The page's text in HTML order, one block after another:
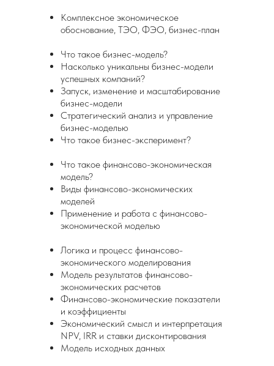
Комплексное экономическое
обоснование, ТЭО, ФЭО, бизнес-план
Что такое бизнес-модель?
Насколько уникальны бизнес-модели
успешных компаний?
Запуск, изменение и масштабирование
бизнес-модели
Стратегический анализ и управление
бизнес-моделью
Что такое бизнес-эксперимент?
Что такое финансово-экономическая
модель?
Виды финансово-экономических
моделей
Применение и работа с финансово-
экономической моделью
Логика и процесс финансово-
экономического моделирования
Модель результатов финансово-
экономических расчетов
Финансово-экономические показатели
и коэффициенты
Экономический смысл и интерпретация
NPV, IRR и ставки дисконтирования
Модель исходных данных